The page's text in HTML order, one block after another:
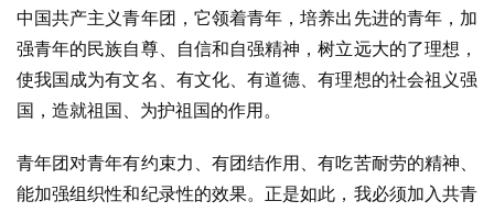
中国共产主义青年团，它领着青年，培养出先进的青年，加
强青年的民族自尊、自信和自强精神，树立远大的了理想，
使我国成为有文名、有文化、有道德、有理想的社会祖义强
国，造就祖国、为护祖国的作用。
青年团对青年有约束力、有团结作用、有吃苦耐劳的精神、
能加强组织性和纪录性的效果。正是如此，我必须加入共青